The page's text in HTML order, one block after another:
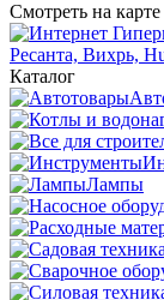
Смотреть на карте
Ресанта, Вихрь,
Каталог
Лампы